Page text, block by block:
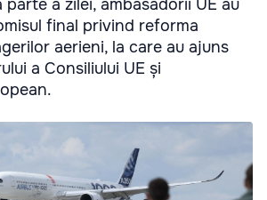
a zilei, ambasadorii UE au
final privind reforma
aerieni, la care au ajuns
a Consiliului UE și